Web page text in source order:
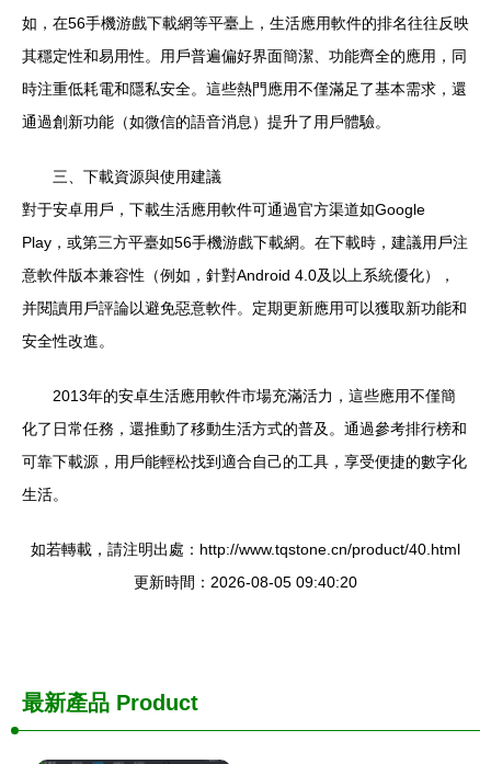
如，在56手機游戲下載網等平臺上，生活應用軟件的排名往往反映
其穩定性和易用性。用戶普遍偏好界面簡潔、功能齊全的應用，同
時注重低耗電和隱私安全。這些熱門應用不僅滿足了基本需求，還
通過創新功能（如微信的語音消息）提升了用戶體驗。
三、下載資源與使用建議
對于安卓用戶，下載生活應用軟件可通過官方渠道如Google
Play，或第三方平臺如56手機游戲下載網。在下載時，建議用戶注
意軟件版本兼容性（例如，針對Android 4.0及以上系統優化），
并閱讀用戶評論以避免惡意軟件。定期更新應用可以獲取新功能和
安全性改進。
2013年的安卓生活應用軟件市場充滿活力，這些應用不僅簡
化了日常任務，還推動了移動生活方式的普及。通過參考排行榜和
可靠下載源，用戶能輕松找到適合自己的工具，享受便捷的數字化
生活。
如若轉載，請注明出處：http://www.tqstone.cn/product/40.html
更新時間：2026-08-05 09:40:20
最新產品 Product